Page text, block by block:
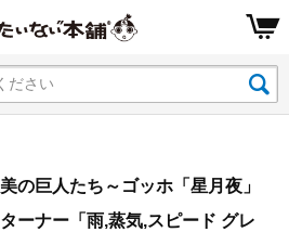
美の巨人たち～ゴッホ「星月夜」
ターナー「雨,蒸気,スピード グレ